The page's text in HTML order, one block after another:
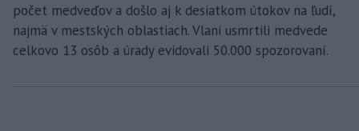
počet medveďov a došlo aj k desiatkom útokov na ľudí,
najmä v mestských oblastiach. Vlani usmrtili medvede
celkovo 13 osôb a úrady evidovali 50.000 spozorovaní.